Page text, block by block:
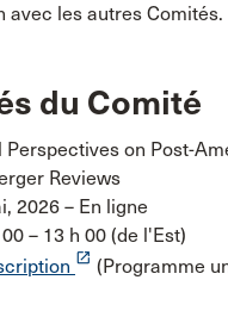
avec les autres Comités.
du Comité
Perspectives on Post-
Reviews
2026 – En ligne
– 13 h 00 (de l'Est)
launch (Programme